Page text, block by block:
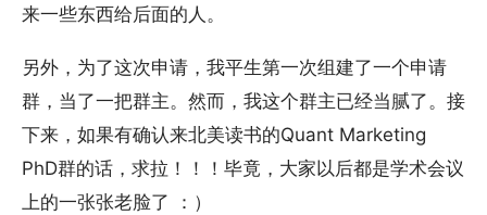
来一些东西给后面的人。
另外，为了这次申请，我平生第一次组建了一个申请
群，当了一把群主。然而，我这个群主已经当腻了。接
下来，如果有确认来北美读书的Quant Marketing
PhD群的话，求拉！！！毕竟，大家以后都是学术会议
上的一张张老脸了 ：）